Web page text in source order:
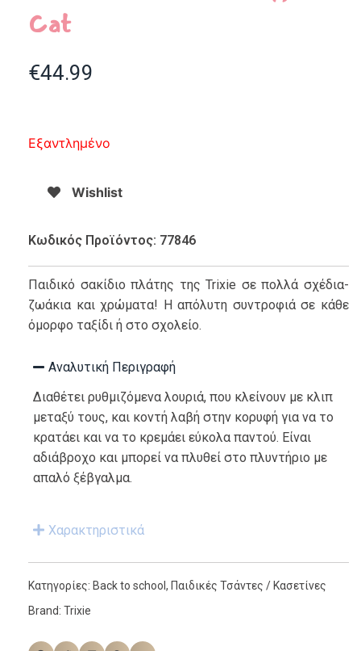
Cat
€44.99
Εξαντλημένο
Wishlist
Κωδικός Προϊόντος: 77846
Παιδικό σακίδιο πλάτης της Trixie σε πολλά σχέδια-
ζωάκια και χρώματα! Η απόλυτη συντροφιά σε κάθε
όμορφο ταξίδι ή στο σχολείο.
Αναλυτική Περιγραφή
Διαθέτει ρυθμιζόμενα λουριά, που κλείνουν με κλιπ
μεταξύ τους, και κοντή λαβή στην κορυφή για να το
κρατάει και να το κρεμάει εύκολα παντού. Είναι
αδιάβροχο και μπορεί να πλυθεί στο πλυντήριο με
απαλό ξέβγαλμα.
Χαρακτηριστικά
Κατηγορίες: Back to school , Παιδικές Τσάντες / Κασετίνες
Brand: Trixie